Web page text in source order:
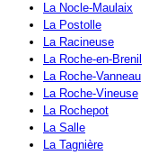
La Nocle-Maulaix
La Postolle
La Racineuse
La Roche-en-Brenil
La Roche-Vanneau
La Roche-Vineuse
La Rochepot
La Salle
La Tagnière